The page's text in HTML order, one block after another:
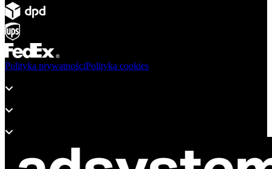
Polityka prywatnościPolityka cookies